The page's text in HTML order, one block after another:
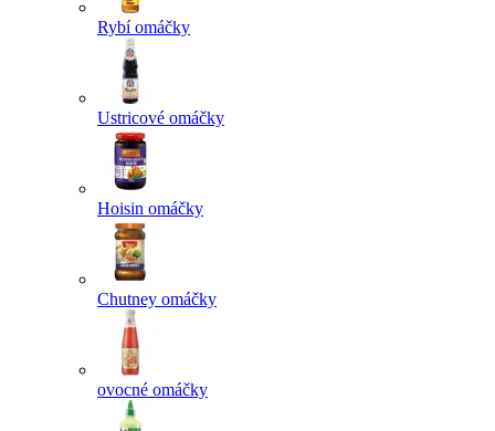
Rybí omáčky
Ustricové omáčky
Hoisin omáčky
Chutney omáčky
ovocné omáčky